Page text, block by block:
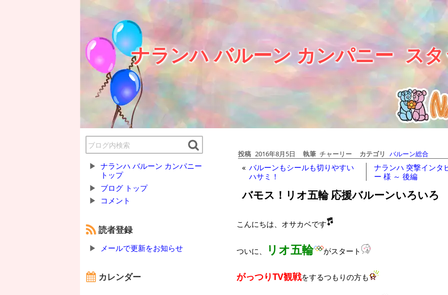
ナランハ バルーン カンパニー ス
ナランハ バルーン カンパニー
トップ
ブログ トップ
コメント
読者登録
メールで更新をお知らせ
カレンダー
投稿 2016年8月5日 執筆 チャーリー カテゴリ バルーン総合
« バルーンもシールも切りやすい
ハサミ！
ナランハ 突撃インタ
ー 様 ～ 後編
バモス！リオ五輪 応援バルーンいろいろ
こんにちは、オサカベです
ついに、 リオ五輪 がスタート
がっつりTV観戦をするつもりの方も